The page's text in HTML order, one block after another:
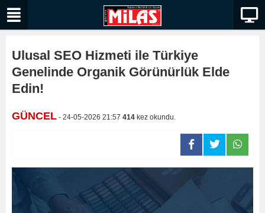
Ulusal SEO Hizmeti ile Türkiye
Genelinde Organik Görünürlük Elde
Edin!
GÜNCEL - 24-05-2026 21:57 414 kez okundu.